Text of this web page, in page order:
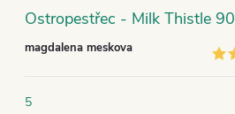
magdalena meskova
5